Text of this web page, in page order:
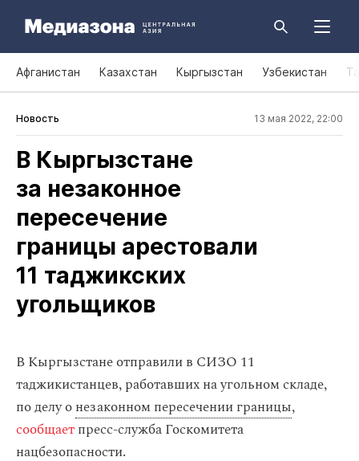
Афганистан Казахстан Кыргызстан Узбекистан
Новость 13 мая 2022, 22:00
В Кыргызстане
за незаконное
пересечение
границы арестовали
11 таджикских
угольщиков
В Кыргызстане отправили в СИЗО 11
таджикистанцев, работавших на угольном складе,
по делу онезаконном пересечении границы,
сообщаетпресс-служба Госкомитета
нацбезопасности.